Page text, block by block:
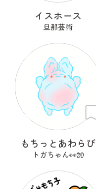
イスホース
旦那芸術
もちっとあわらび
トガちゃん👀🧤